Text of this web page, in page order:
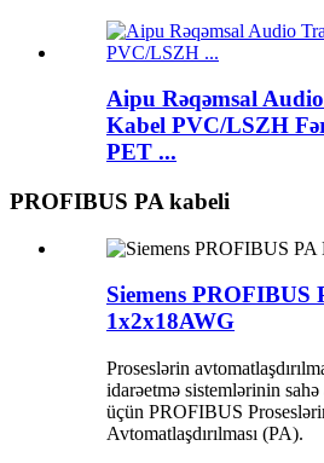
Aipu Rəqəmsal
Kabel PVC/LSZH
PET ...
PROFIBUS PA kabeli
Siemens PROFIBUS
1x2x18AWG
Proseslərin
idarəetmə sistemlərinin sahə
üçün PROFIBUS
Avtomatlaşdırılması (PA).